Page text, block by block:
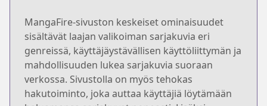
MangaFire-sivuston keskeiset ominaisuudet
sisältävät laajan valikoiman sarjakuvia eri
genreissä, käyttäjäystävällisen käyttöliittymän ja
mahdollisuuden lukea sarjakuvia suoraan
verkossa. Sivustolla on myös tehokas
hakutoiminto, joka auttaa käyttäjiä löytämään